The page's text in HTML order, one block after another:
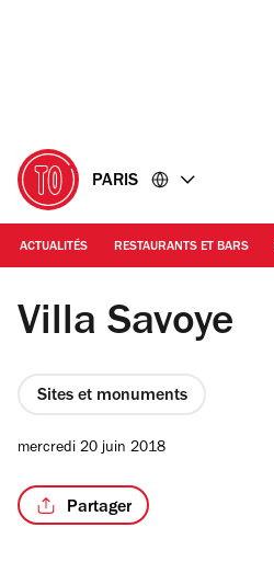
PARIS
ACTUALITÉS RESTAURANTS ET BARS
© Alexandre Faraci
Villa Savoye
Sites et monuments
mercredi 20 juin 2018
Partager